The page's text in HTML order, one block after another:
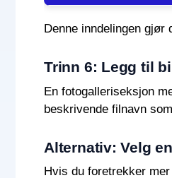
Denne inndelingen gjør
Trinn 6: Legg til
En fotogalleriseksjon
beskrivende filnavn
Alternativ: Velg
Hvis du foretrekker